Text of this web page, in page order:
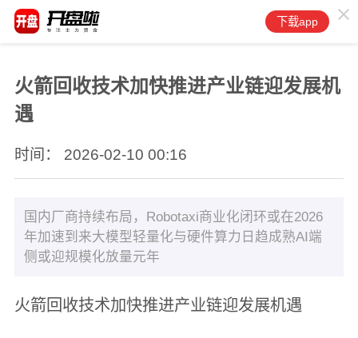
下载app
火箭回收技术加快推进产业链迎发展机
遇
时间： 2026-02-10 00:16
国内厂商持续布局，Robotaxi商业化闭环或在2026
年加速到来大模型轻量化与硬件算力日趋成熟AI端
侧或迎规模化放量元年
火箭回收技术加快推进产业链迎发展机遇